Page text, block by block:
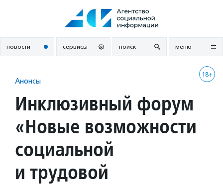
новости сервисы поиск меню
18+
Анонсы
Инклюзивный форум
«Новые возможности
социальной
и трудовой